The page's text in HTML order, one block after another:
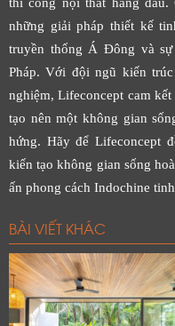
thi công nội thất hàng đầu.
những giải pháp thiết kế
truyền thống Á Đông và
Pháp. Với đội ngũ kiến
nghiệm, Lifeconcept cam
tạo nên một không gian
hứng. Hãy để Lifeconcept
kiến tạo không gian sống
ấn phong cách Indochine
BÀI VIẾT KHÁC